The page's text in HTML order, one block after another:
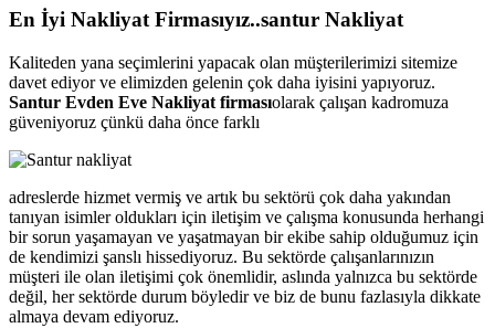
En İyi Nakliyat Firmasıyız..santur Nakliyat
Kaliteden yana seçimlerini yapacak olan müşterilerimizi sitemize
davet ediyor ve elimizden gelenin çok daha iyisini yapıyoruz.
Santur Evden Eve Nakliyat firmasıolarak çalışan kadromuza
güveniyoruz çünkü daha önce farklı
adreslerde hizmet vermiş ve artık bu sektörü çok daha yakından
tanıyan isimler oldukları için iletişim ve çalışma konusunda herhangi
bir sorun yaşamayan ve yaşatmayan bir ekibe sahip olduğumuz için
de kendimizi şanslı hissediyoruz. Bu sektörde çalışanlarınızın
müşteri ile olan iletişimi çok önemlidir, aslında yalnızca bu sektörde
değil, her sektörde durum böyledir ve biz de bunu fazlasıyla dikkate
almaya devam ediyoruz.